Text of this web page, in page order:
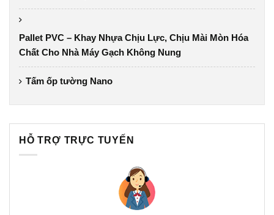
Pallet PVC – Khay Nhựa Chịu Lực, Chịu Mài Mòn Hóa
Chất Cho Nhà Máy Gạch Không Nung
Tấm ốp tường Nano
HỖ TRỢ TRỰC TUYẾN